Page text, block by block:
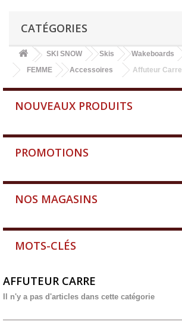
CATÉGORIES
SKI SNOW Skis Wakeboards
FEMME
Accessoires Affuteur Carre
NOUVEAUX PRODUITS
PROMOTIONS
NOS MAGASINS
MOTS-CLÉS
AFFUTEUR CARRE
Il n'y a pas d'articles dans cette catégorie